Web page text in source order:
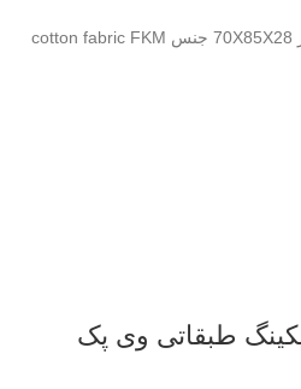
chevron piston seal پکینگ طبقاتی وی پک